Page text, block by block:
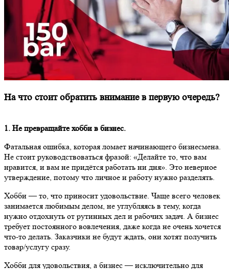
На что стоит обратить внимание в первую очередь?
1. Не превращайте хобби в бизнес.
Фатальная ошибка, которая ломает начинающего бизнесмена.
Не стоит руководствоваться фразой: «Делайте то, что вам
нравится, и вам не придётся работать ни дня». Это неверное
утверждение, потому что личное и работу нужно разделять.
Хобби — то, что приносит удовольствие. Чаще всего человек
занимается любимым делом, не углубляясь в тему, когда
нужно отдохнуть от рутинных дел и рабочих задач. А бизнес
требует постоянного вовлечения, даже когда не очень хочется
что-то делать. Заказчики не будут ждать, они хотят получить
товар/услугу сразу.
Хобби для удовольствия, а бизнес — исключительно для